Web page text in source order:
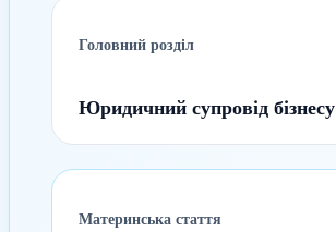
Головний розділ
Юридичний супровід бізнесу
Материнська стаття